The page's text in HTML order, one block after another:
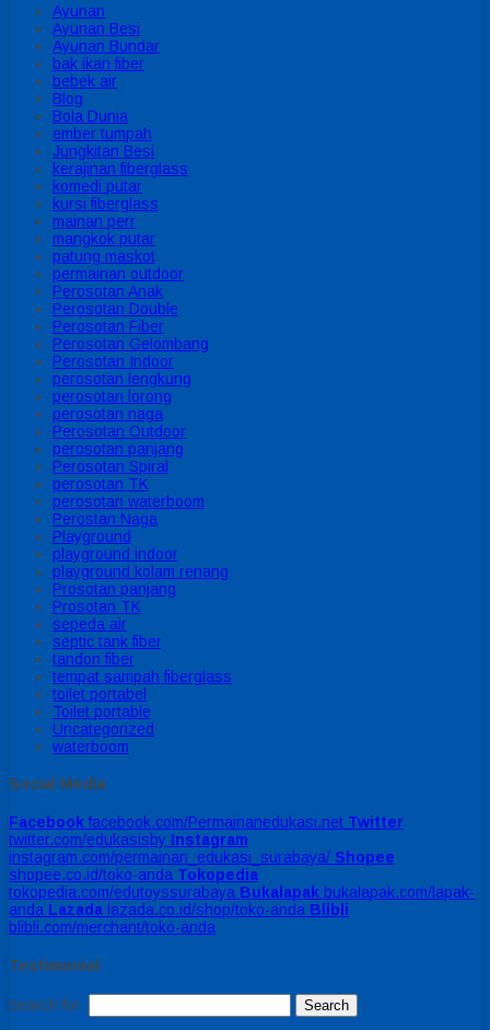
Ayunan
Ayunan Besi
Ayunan Bundar
bak ikan fiber
bebek air
Blog
Bola Dunia
ember tumpah
Jungkitan Besi
kerajinan fiberglass
komedi putar
kursi fiberglass
mainan perr
mangkok putar
patung maskot
permainan outdoor
Perosotan Anak
Perosotan Double
Perosotan Fiber
Perosotan Gelombang
Perosotan Indoor
perosotan lengkung
perosotan lorong
perosotan naga
Perosotan Outdoor
perosotan panjang
Perosotan Spiral
perosotan TK
perosotan waterboom
Perostan Naga
Playground
playground indoor
playground kolam renang
Prosotan panjang
Prosotan TK
sepeda air
septic tank fiber
tandon fiber
tempat sampah fiberglass
toilet portabel
Toilet portable
Uncategorized
waterboom
Social Media
Facebook facebook.com/Permainanedukasi.net Twitter
twitter.com/edukasisby Instagram
instagram.com/permainan_edukasi_surabaya/ Shopee
shopee.co.id/toko-anda Tokopedia
tokopedia.com/edutoyssurabaya Bukalapak bukalapak.com/lapak-
anda Lazada lazada.co.id/shop/toko-anda Blibli
blibli.com/merchant/toko-anda
Testimonial
Search for: